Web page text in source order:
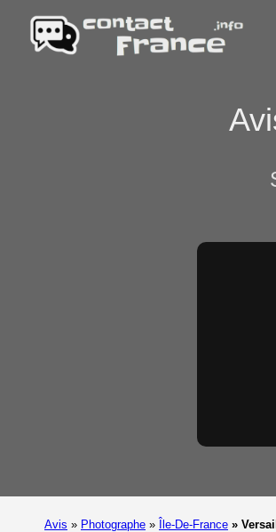
Avis » Photographe » Île-De-France »